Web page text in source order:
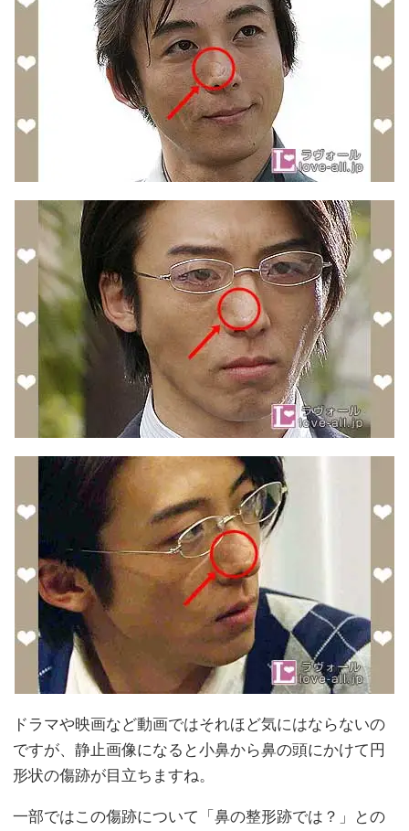
ドラマや映画など動画ではそれほど気にはならないの
ですが、静止画像になると小鼻から鼻の頭にかけて円
形状の傷跡が目立ちますね。
一部ではこの傷跡について「鼻の整形跡では？」との